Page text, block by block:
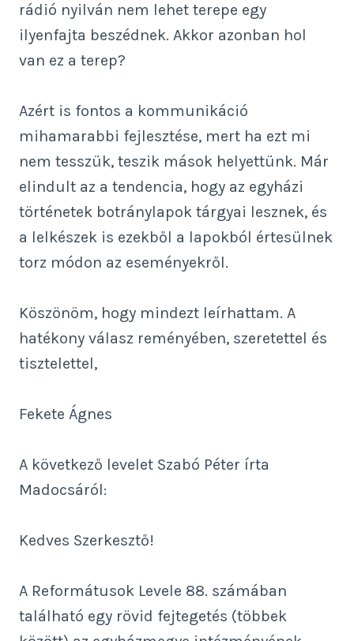
rádió nyilván nem lehet terepe egy
ilyenfajta beszédnek. Akkor azonban hol
van ez a terep?
Azért is fontos a kommunikáció
mihamarabbi fejlesztése, mert ha ezt mi
nem tesszük, teszik mások helyettünk. Már
elindult az a tendencia, hogy az egyházi
történetek botránylapok tárgyai lesznek, és
a lelkészek is ezekből a lapokból értesülnek
torz módon az eseményekről.
Köszönöm, hogy mindezt leírhattam. A
hatékony válasz reményében, szeretettel és
tisztelettel,
Fekete Ágnes
A következő levelet Szabó Péter írta
Madocsáról:
Kedves Szerkesztő!
A Reformátusok Levele 88. számában
található egy rövid fejtegetés (többek